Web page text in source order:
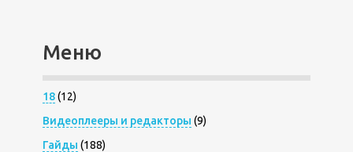
Меню
18(12)
Видеоплееры и редакторы (9)
Гайды (188)